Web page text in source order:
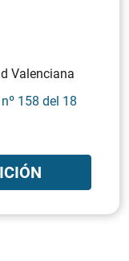
Valenciana
nº 158 del 18